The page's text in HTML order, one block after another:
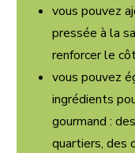
vous pouvez
pressée à la
renforcer le
vous pouvez
ingrédients
gourmand :
quartiers, des